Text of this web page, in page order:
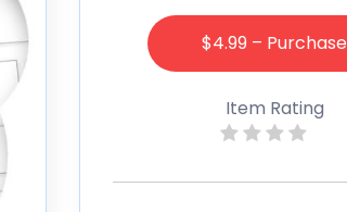
$4.99 – Purchase
Item Rating